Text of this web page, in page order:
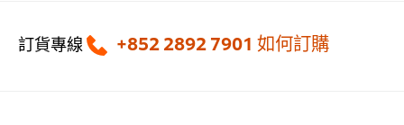
訂貨專線 +852 2892 7901 如何訂購